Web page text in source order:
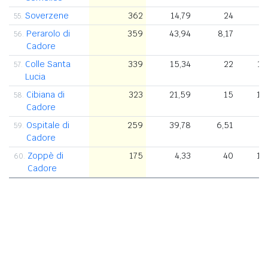
55. Soverzene 362 14,79 24
56. Perarolo di
Cadore
359 43,94 8,17
57. Colle Santa
Lucia
339 15,34 22
58. Cibiana di
Cadore
323 21,59 15
59. Ospitale di
Cadore
259 39,78 6,51
60. Zoppè di
Cadore
175 4,33 40